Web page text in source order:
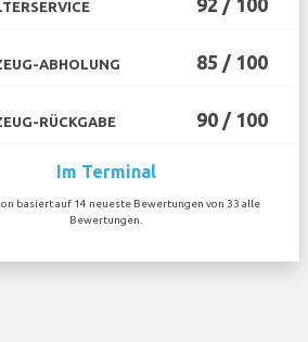
ABHOLUNG 85 / 100
RÜCKGABE 90 / 100
Im Terminal
basiert auf 14 neueste Bewertungen von 33 alle
Bewertungen.